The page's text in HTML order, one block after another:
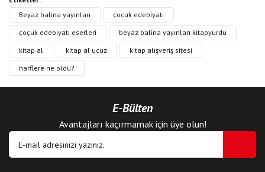
Beyaz balina yayınları
çocuk edebiyatı
çoçuk edebiyatı eserleri
beyaz balina yayınları kitapyurdu
kitap al
kitap al ucuz
kitap alışveriş sitesi
harflere ne oldu?
E-Bülten
Avantajları kaçırmamak için üye olun!